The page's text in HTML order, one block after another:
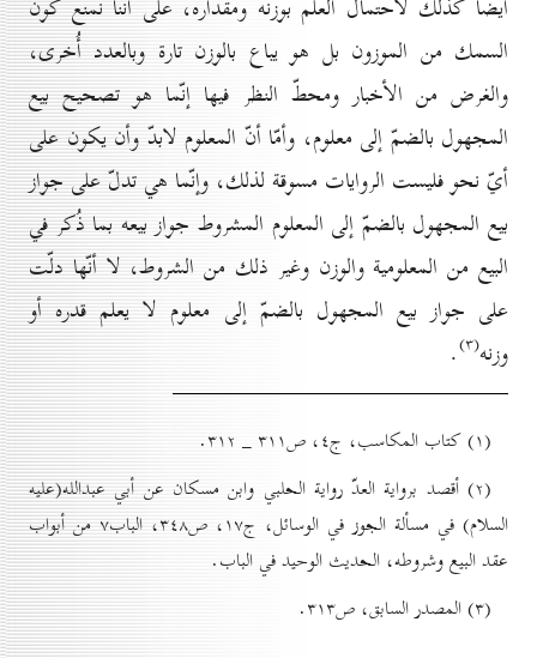
أيضاً كذلك لاحتمال العلم بوزنه ومقداره، على أنّنا نمنع كون
السمك من الموزون بل هو يباع بالوزن تارة وبالعدد أُخرى،
والغرض من الأخبار ومحطّ النظر فيها إنّما هو تصحيح بيع
المجهول بالضمّ إلى معلوم، وأمّا أنّ المعلوم لابدّ وأن يكون على
أيّ نحو فليست الروايات مسوقة لذلك، وإنّما هي تدلّ على جواز
بيع المجهول بالضمّ إلى المعلوم المشروط جواز بيعه بما ذُكر في
البيع من المعلومية والوزن وغير ذلك من الشروط، لا أنّها دلّت
على جواز بيع المجهول بالضمّ إلى معلوم لا يعلم قدره أو
وزنه(۳) .
(۱) کتاب المكاسب، ج٤، ص۳۱۱ _ ۳۱۲.
(۲) أقصد برواية العدّ رواية الحلبي وابن مسكان عن أبي عبدالله(عليه
السلام) في مسألة الجوز في الوسائل، ج۱۷، ص۳٤۸، الباب۷ من أبواب
عقد البيع وشروطه، الحديث الوحيد في الباب.
(۳) المصدر السابق، ص۳۱۳.